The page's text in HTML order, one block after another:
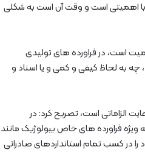
با اهمیتی است و وقت آن است به شکلی
است، در فراورده های تولیدی
به لحاظ کیفی و کمی و یا اسناد و
الزاماتی است، تصریح کرد: در
ویژه فراورده های خاص بیولوژیک مانند
در کسب تمام استانداردهای صادراتی